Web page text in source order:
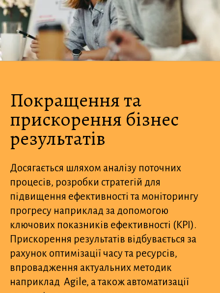
Покращення та
прискорення бізнес
результатів
Досягається шляхом аналізу поточних
процесів, розробки стратегій для
підвищення ефективності та моніторингу
прогресу наприклад за допомогою
ключових показників ефективності (KPI).
Прискорення результатів відбувається за
рахунок оптимізації часу та ресурсів,
впровадження актуальних методик
наприклад Agile, а також автоматизації